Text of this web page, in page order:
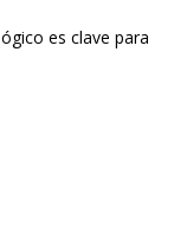
es clave para